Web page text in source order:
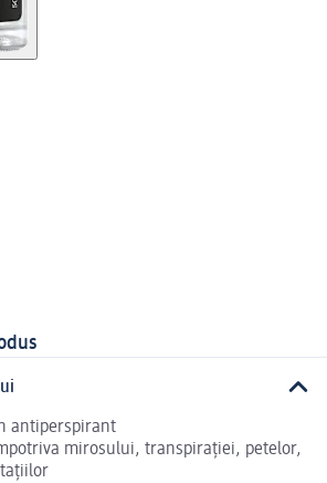
antiperspirant
mirosului, transpirației, petelor,